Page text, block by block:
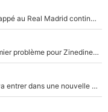
«C'est une fierté» : La signature de Kylian Mbappé au Real Madrid continue de régaler l'Espagne
Michael Olise : Pierre Ménès annonce un premier problème pour Zinedine Zidane en équipe de France
F1 - Alpine signe un accord «impensable» et va entrer dans une nouvelle dimension : Grande nouvelle pour Pierre Gasly !